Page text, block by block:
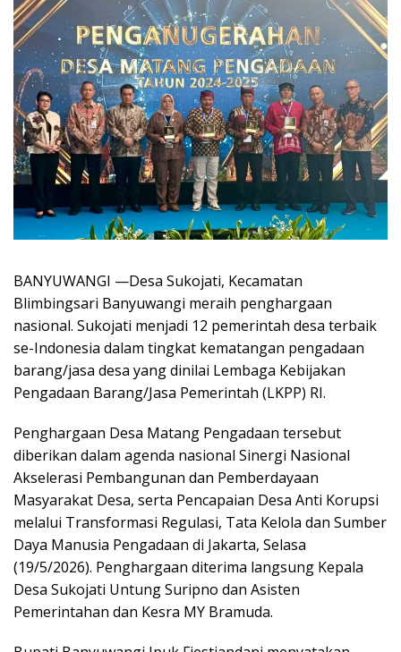
BANYUWANGI —Desa Sukojati, Kecamatan
Blimbingsari Banyuwangi meraih penghargaan
nasional. Sukojati menjadi 12 pemerintah desa terbaik
se-Indonesia dalam tingkat kematangan pengadaan
barang/jasa desa yang dinilai Lembaga Kebijakan
Pengadaan Barang/Jasa Pemerintah (LKPP) RI.
Penghargaan Desa Matang Pengadaan tersebut
diberikan dalam agenda nasional Sinergi Nasional
Akselerasi Pembangunan dan Pemberdayaan
Masyarakat Desa, serta Pencapaian Desa Anti Korupsi
melalui Transformasi Regulasi, Tata Kelola dan Sumber
Daya Manusia Pengadaan di Jakarta, Selasa
(19/5/2026). Penghargaan diterima langsung Kepala
Desa Sukojati Untung Suripno dan Asisten
Pemerintahan dan Kesra MY Bramuda.